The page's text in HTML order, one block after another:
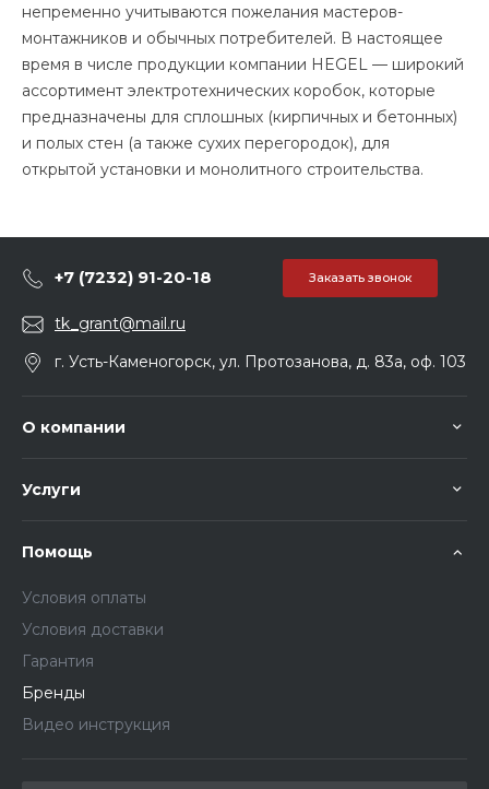
непременно учитываются пожелания мастеров-
монтажников и обычных потребителей. В настоящее
время в числе продукции компании HEGEL — широкий
ассортимент электротехнических коробок, которые
предназначены для сплошных (кирпичных и бетонных)
и полых стен (а также сухих перегородок), для
открытой установки и монолитного строительства.
+7 (7232) 91-20-18 Заказать звонок
tk_grant@mail.ru
г. Усть-Каменогорск, ул. Протозанова, д. 83а, оф. 103
О компании
Услуги
Помощь
Условия оплаты
Условия доставки
Гарантия
Бренды
Видео инструкция